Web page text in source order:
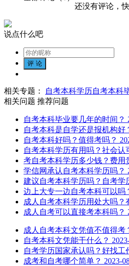
还没有评论，
说点什么吧
相关专题： 自考本科学历自考本科
相关问题 推荐问题
自考本科毕业要几年的时间？
自考本科是自学还是报机构好
自考本科好吗？值得考吗？
自考本科学历有用吗？社会认
考自考本科学历多少钱？费用
学信网承认自考本科学历吗？
建议自考本科学历吗？自考学
边上大专一边自考本科可以吗
成人自考本科学历用处大吗？
成人自考可以直接考本科吗？
成人自考本科文凭值不值得考
自考本科文凭能干什么？
自考学历国家承认吗？好找工
成考和自考哪个简单？ 2023-